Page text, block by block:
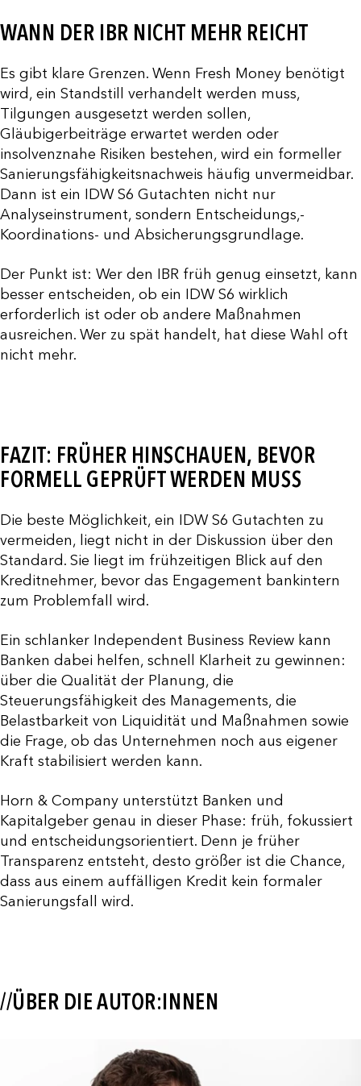
WANN DER IBR NICHT MEHR REICHT
Es gibt klare Grenzen. Wenn Fresh Money benötigt
wird, ein Standstill verhandelt werden muss,
Tilgungen ausgesetzt werden sollen,
Gläubigerbeiträge erwartet werden oder
insolvenznahe Risiken bestehen, wird ein formeller
Sanierungsfähigkeitsnachweis häufig unvermeidbar.
Dann ist ein IDW S6 Gutachten nicht nur
Analyseinstrument, sondern Entscheidungs,-
Koordinations- und Absicherungsgrundlage.
Der Punkt ist: Wer den IBR früh genug einsetzt, kann
besser entscheiden, ob ein IDW S6 wirklich
erforderlich ist oder ob andere Maßnahmen
ausreichen. Wer zu spät handelt, hat diese Wahl oft
nicht mehr.
FAZIT: FRÜHER HINSCHAUEN, BEVOR
FORMELL GEPRÜFT WERDEN MUSS
Die beste Möglichkeit, ein IDW S6 Gutachten zu
vermeiden, liegt nicht in der Diskussion über den
Standard. Sie liegt im frühzeitigen Blick auf den
Kreditnehmer, bevor das Engagement bankintern
zum Problemfall wird.
Ein schlanker Independent Business Review kann
Banken dabei helfen, schnell Klarheit zu gewinnen:
über die Qualität der Planung, die
Steuerungsfähigkeit des Managements, die
Belastbarkeit von Liquidität und Maßnahmen sowie
die Frage, ob das Unternehmen noch aus eigener
Kraft stabilisiert werden kann.
Horn & Company unterstützt Banken und
Kapitalgeber genau in dieser Phase: früh, fokussiert
und entscheidungsorientiert. Denn je früher
Transparenz entsteht, desto größer ist die Chance,
dass aus einem auffälligen Kredit kein formaler
Sanierungsfall wird.
//ÜBER DIE AUTOR:INNEN